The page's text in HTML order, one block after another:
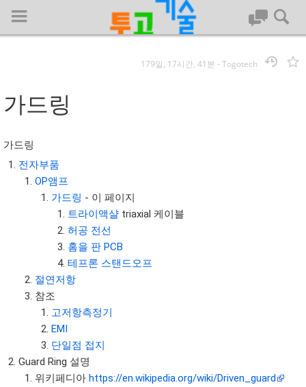
회사명 :
투고기술
| 대표 : 김명기 | 사업자번호 : 142-08-78939
전화 : 031-8065-5299 | 주소 : (16954)) 경기도 용인시 기흥구 흥덕1
로 13, B동(complex동) 1213호(영덕동,흥덕IT밸리)
COPYRIGHT (C) 투고기술 ALL RIGHTS RESEVED
투고기술 위키 저작권
179일, 17시간, 41분 -Togotech
가드링
가드링
전자부품
OP앰프
가드링 - 이 페이지
트라이액샬 triaxial 케이블
허공 전선
홈을 판 PCB
테프론 스탠드오프
절연저항
참조
고저항측정기
EMI
단일점 접지
Guard Ring 설명
위키페디아https://en.wikipedia.org/wiki/Driven_guard